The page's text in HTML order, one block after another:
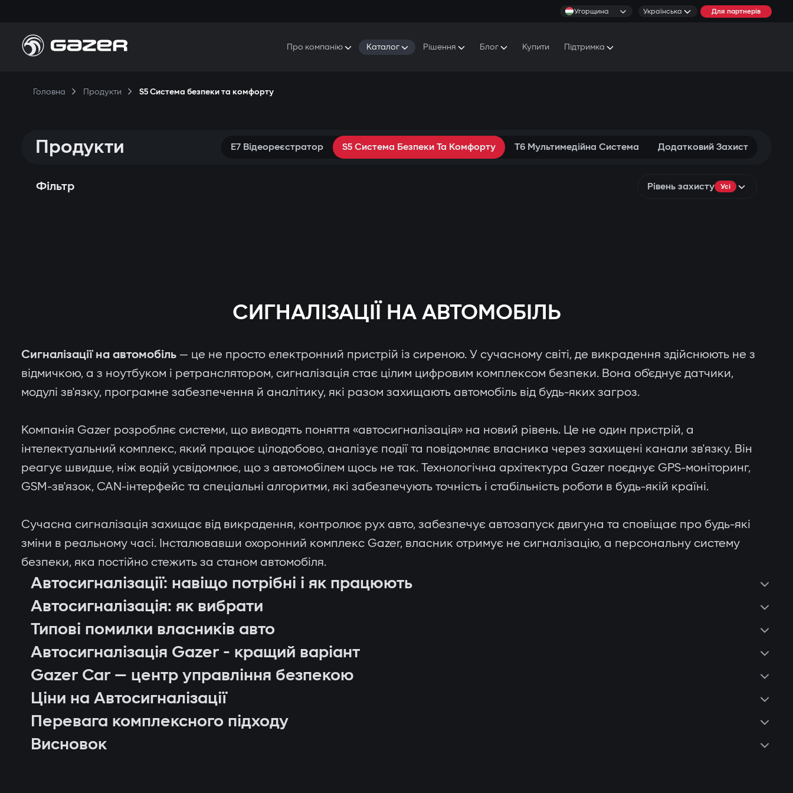
Угорщина Українська Для партнерів
Про компанію
Контакти
Каталог Рішення Блог Купити Підтримка
Головна Продукти S5 Система безпеки та комфорту
Продукти E7 Відеореєстратор S5 Система Безпеки Та Комфорту T6 Мультимедійна Система Додатковий Захист
Фільтр Рівень захисту Усі
СИГНАЛІЗАЦІЇ НА АВТОМОБІЛЬ
Сигналізації на автомобіль — це не просто електронний пристрій із сиреною. У сучасному світі, де викрадення здійснюють не з
відмичкою, а з ноутбуком і ретранслятором, сигналізація стає цілим цифровим комплексом безпеки. Вона об'єднує датчики,
модулі зв'язку, програмне забезпечення й аналітику, які разом захищають автомобіль від будь-яких загроз.
Компанія Gazer розробляє системи, що виводять поняття «автосигналізація» на новий рівень. Це не один пристрій, а
інтелектуальний комплекс, який працює цілодобово, аналізує події та повідомляє власника через захищені канали зв'язку. Він
реагує швидше, ніж водій усвідомлює, що з автомобілем щось не так. Технологічна архітектура Gazer поєднує GPS-моніторинг,
GSM-зв'язок, CAN-інтерфейс та спеціальні алгоритми, які забезпечують точність і стабільність роботи в будь-якій країні.
Сучасна сигналізація захищає від викрадення, контролює рух авто, забезпечує автозапуск двигуна та сповіщає про будь-які
зміни в реальному часі. Інсталювавши охоронний комплекс Gazer, власник отримує не сигналізацію, а персональну систему
безпеки, яка постійно стежить за станом автомобіля.
Автосигналізації: навіщо потрібні і як працюють
контроль місцезнаходження автомобіля через GPS;
блокування двигуна при спробі несанкціонованого запуску;
Автосигналізація: як вибрати
Типові помилки власників авто
Автосигналізація Gazer - кращий варіант
Gazer Car — центр управління безпекою
Ціни на Автосигналізації
Перевага комплексного підходу
Висновок